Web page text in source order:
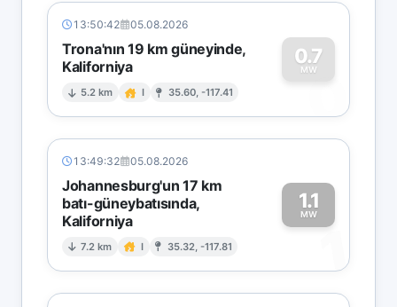
13:50:42 05.08.2026
Trona'nın 19 km güneyinde,
Kaliforniya
5.2 km I 35.60, -117.41
0.7
MW
0
13:49:32 05.08.2026
Johannesburg'un 17 km
batı-güneybatısında,
Kaliforniya
7.2 km I 35.32, -117.81
1.1
MW
1